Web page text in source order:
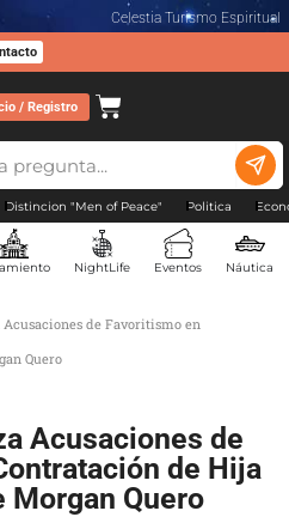
Celestia Turismo Espiritual
/ Registro
Distincion "Men of Peace" Politica
NightLife Eventos Náutica
de Favoritismo en
Quero
Acusaciones de
de Hija
Morgan Quero